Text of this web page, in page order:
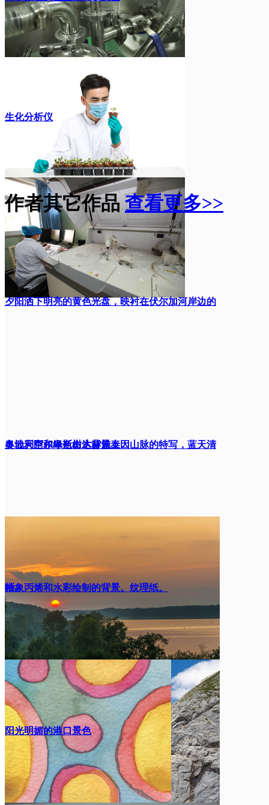
生化分析仪
作者其它作品 查看更多>>
夕阳洒下明亮的黄色光盘，映衬在伏尔加河岸边的
多云天空和绿色树木背景上
奥地利阿尔卑斯山达赫施泰因山脉的特写，蓝天清
晰
抽象丙烯和水彩绘制的背景。纹理纸。
阳光明媚的港口景色